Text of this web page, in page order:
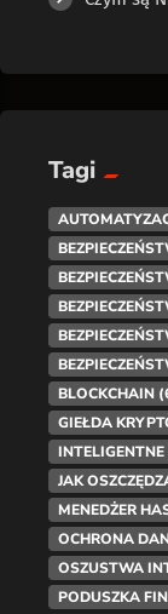
Tagi
BLOCKCHAIN
GIEŁDA
JAK
MENEDŻER
OCHRONA
OSZUSTWA
PODUSZKA